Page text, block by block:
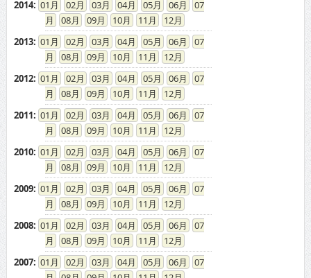
2014: 01 02 03 04 05 06
07
08
09 10 11
12
2013: 01 02 03 04 05 06
07
08
09 10 11
12
2012: 01 02 03 04 05 06
07
08
09 10 11
12
2011: 01 02 03 04 05 06
07
08
09 10 11
12
2010: 01 02 03 04 05 06
07
08
09 10 11
12
2009: 01 02 03 04 05 06
07
08
09 10 11
12
2008: 01 02 03 04 05 06
07
08
09 10 11
12
2007: 01 02 03 04 05 06
07